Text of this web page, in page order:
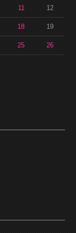
11 12
18 19
25 26